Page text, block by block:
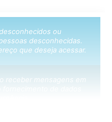
ou
desconhecidas.
que deseja acessar.
receber mensagens em